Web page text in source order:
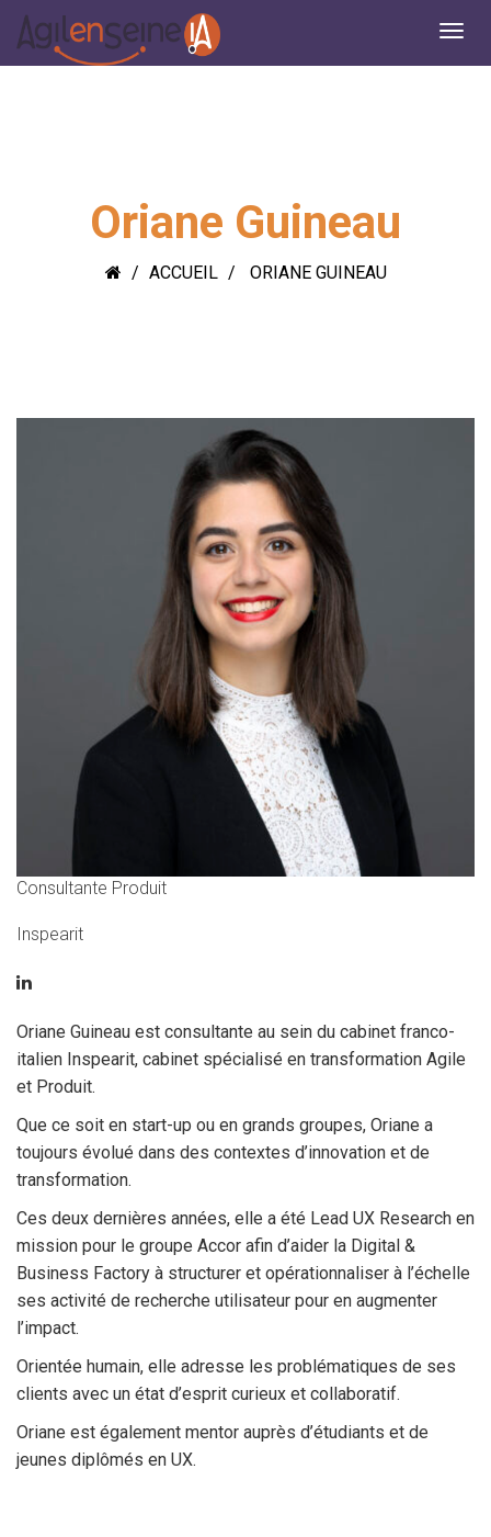
Oriane Guineau
ACCUEIL ORIANE GUINEAU
Consultante Produit
Inspearit
Oriane Guineau est consultante au sein du cabinet franco-
italien Inspearit, cabinet spécialisé en transformation Agile
et Produit.
Que ce soit en start-up ou en grands groupes, Oriane a
toujours évolué dans des contextes d’innovation et de
transformation.
Ces deux dernières années, elle a été Lead UX Research en
mission pour le groupe Accor afin d’aider la Digital &
Business Factory à structurer et opérationnaliser à l’échelle
ses activité de recherche utilisateur pour en augmenter
l’impact.
Orientée humain, elle adresse les problématiques de ses
clients avec un état d’esprit curieux et collaboratif.
Oriane est également mentor auprès d’étudiants et de
jeunes diplômés en UX.